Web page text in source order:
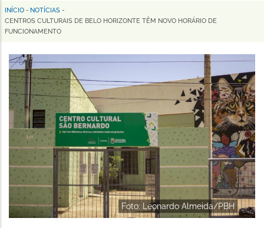
Horizonte
Trilha
de
navegação
INÍCIO - NOTÍCIAS -
CENTROS CULTURAIS DE BELO HORIZONTE TÊM NOVO HORÁRIO DE
FUNCIONAMENTO
Foto: Leonardo Almeida/PBH